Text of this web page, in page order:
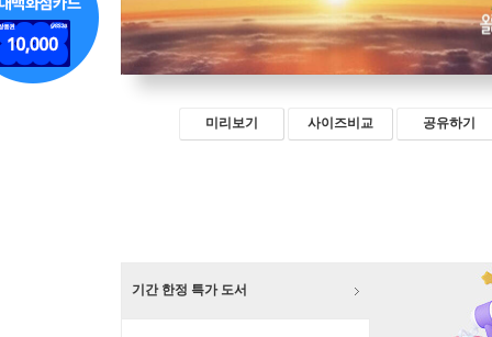
미리보기 사이즈비교 공유하기
기간 한정 특가 도서